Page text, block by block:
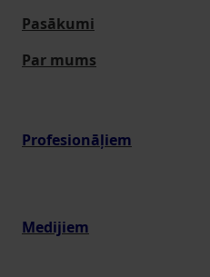
Pasākumi
Par mums
Profesionāļiem
Medijiem